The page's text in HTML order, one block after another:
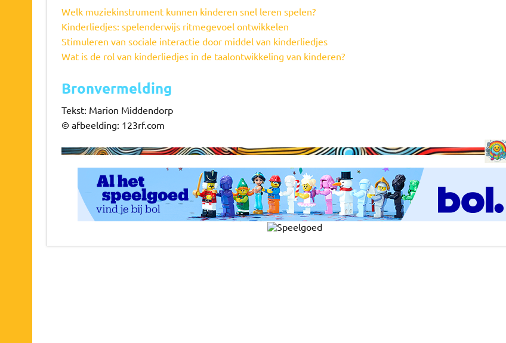
Welk muziekinstrument kunnen kinderen snel leren spelen?
Kinderliedjes: spelenderwijs ritmegevoel ontwikkelen
Stimuleren van sociale interactie door middel van kinderliedjes
Wat is de rol van kinderliedjes in de taalontwikkeling van kinderen?
Bronvermelding
Tekst: Marion Middendorp
© afbeelding: 123rf.com